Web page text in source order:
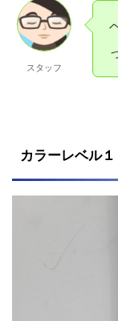
スタッフ
カラーレベル